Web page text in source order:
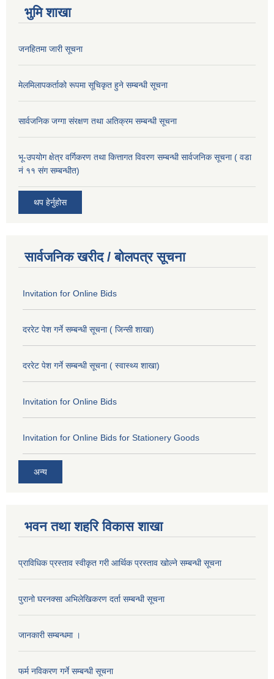
भुमि शाखा
जनहितमा जारी सूचना
मेलमिलापकर्ताको रूपमा सूचिकृत हुने सम्बन्धी सूचना
सार्वजनिक जग्गा संरक्षण तथा अतिक्रम सम्बन्धी सूचना
भू-उपयोग क्षेत्र वर्गिकरण तथा कित्तागत विवरण सम्बन्धी सार्वजनिक सूचना ( वडा
नं ११ संग सम्बन्धीत)
थप हेर्नुहोस
सार्वजनिक खरीद / बोलपत्र सूचना
Invitation for Online Bids
दररेट पेश गर्ने सम्बन्धी सूचना ( जिन्सी शाखा)
दररेट पेश गर्ने सम्बन्धी सूचना ( स्वास्थ्य शाखा)
Invitation for Online Bids
Invitation for Online Bids for Stationery Goods
अन्य
भवन तथा शहरि विकास शाखा
प्राविधिक प्रस्ताव स्वीकृत गरी आर्थिक प्रस्ताव खोल्ने सम्बन्धी सूचना
पुरानो घरनक्सा अभिलेखिकरण दर्ता सम्बन्धी सूचना
जानकारी सम्बन्धमा ।
फर्म नविकरण गर्ने सम्बन्धी सूचना